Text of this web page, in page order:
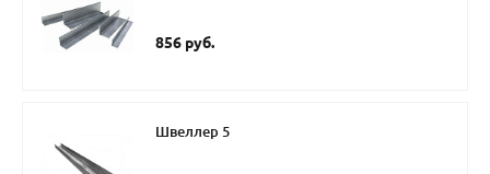
856 руб.
Швеллер 5